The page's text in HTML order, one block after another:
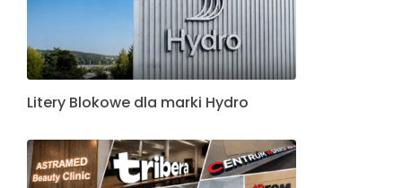
Litery Blokowe dla marki Hydro